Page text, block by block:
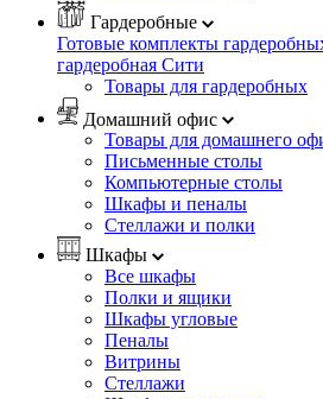
Гардеробные
Готовые комплекты
гардеробная Сити
Товары для гардеробных
Домашний офис
Товары для домашнего
Письменные столы
Компьютерные столы
Шкафы и пеналы
Стеллажи и полки
Шкафы
Все шкафы
Полки и ящики
Шкафы угловые
Пеналы
Витрины
Стеллажи